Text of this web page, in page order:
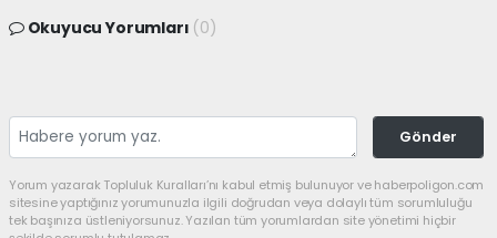
Okuyucu Yorumları (0)
Gönder
Yorum yazarak Topluluk Kuralları’nı kabul etmiş bulunuyor ve haberpoligon.com
sitesine yaptığınız yorumunuzla ilgili doğrudan veya dolaylı tüm sorumluluğu
tek başınıza üstleniyorsunuz. Yazılan tüm yorumlardan site yönetimi hiçbir